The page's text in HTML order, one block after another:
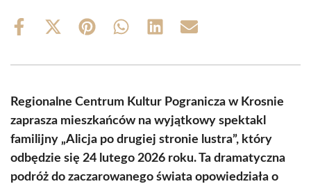
Share
Share
(Twitter)
Share Share Share Share
Regionalne Centrum Kultur Pogranicza w Krosnie
zaprasza mieszkańców na wyjątkowy spektakl
familijny „Alicja po drugiej stronie lustra”, który
odbędzie się 24 lutego 2026 roku. Ta dramatyczna
podróż do zaczarowanego świata opowiedziała o